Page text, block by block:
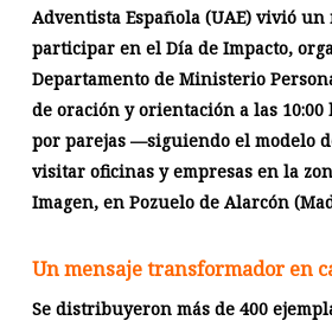
Adventista Española (UAE) vivió un
participar en el Día de Impacto,
Departamento de Ministerio
de oración y orientación a las
por parejas —siguiendo el modelo
visitar oficinas y empresas en la
Imagen, en Pozuelo de Alarcón
Un mensaje transformador en
Se distribuyeron más de 400